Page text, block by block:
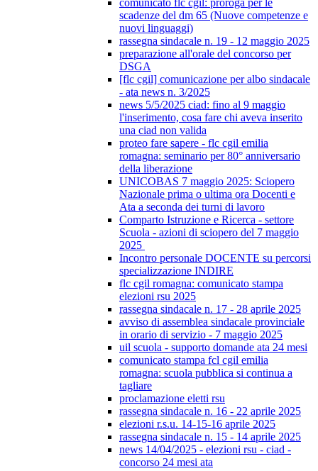
comunicato flc cgil: proroga per le
scadenze del dm 65 (Nuove competenze e
nuovi linguaggi)
rassegna sindacale n. 19 - 12 maggio 2025
preparazione all'orale del concorso per
DSGA
[flc cgil] comunicazione per albo sindacale
- ata news n. 3/2025
news 5/5/2025 ciad: fino al 9 maggio
l'inserimento, cosa fare chi aveva inserito
una ciad non valida
proteo fare sapere - flc cgil emilia
romagna: seminario per 80° anniversario
della liberazione
UNICOBAS 7 maggio 2025: Sciopero
Nazionale prima o ultima ora Docenti e
Ata a seconda dei turni di lavoro
Comparto Istruzione e Ricerca - settore
Scuola - azioni di sciopero del 7 maggio
2025
Incontro personale DOCENTE su percorsi
specializzazione INDIRE
flc cgil romagna: comunicato stampa
elezioni rsu 2025
rassegna sindacale n. 17 - 28 aprile 2025
avviso di assemblea sindacale provinciale
in orario di servizio - 7 maggio 2025
uil scuola - supporto domande ata 24 mesi
comunicato stampa fcl cgil emilia
romagna: scuola pubblica si continua a
tagliare
proclamazione eletti rsu
rassegna sindacale n. 16 - 22 aprile 2025
elezioni r.s.u. 14-15-16 aprile 2025
rassegna sindacale n. 15 - 14 aprile 2025
news 14/04/2025 - elezioni rsu - ciad -
concorso 24 mesi ata